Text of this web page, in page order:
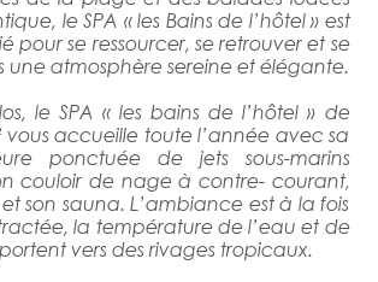
le SPA « les Bains de l’hôtel » est
pour se ressourcer, se retrouver et se
une atmosphère sereine et élégante.
le SPA « les bains de l’hôtel » de
vous accueille toute l’année avec sa
ponctuée de jets sous-marins
couloir de nage à contre- courant,
son sauna. L’ambiance est à la fois
la température de l’eau et de
vers des rivages tropicaux.